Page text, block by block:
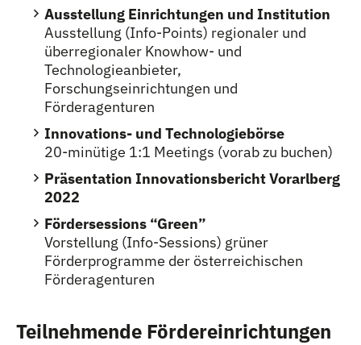
Ausstellung Einrichtungen und Institution
Ausstellung (Info-Points) regionaler und
überregionaler Knowhow- und
Technologieanbieter,
Forschungseinrichtungen und
Förderagenturen
Innovations- und Technologiebörse
20-minütige 1:1 Meetings (vorab zu buchen)
Präsentation Innovationsbericht Vorarlberg
2022
Fördersessions “Green”
Vorstellung (Info-Sessions) grüner
Förderprogramme der österreichischen
Förderagenturen
Teilnehmende Fördereinrichtungen